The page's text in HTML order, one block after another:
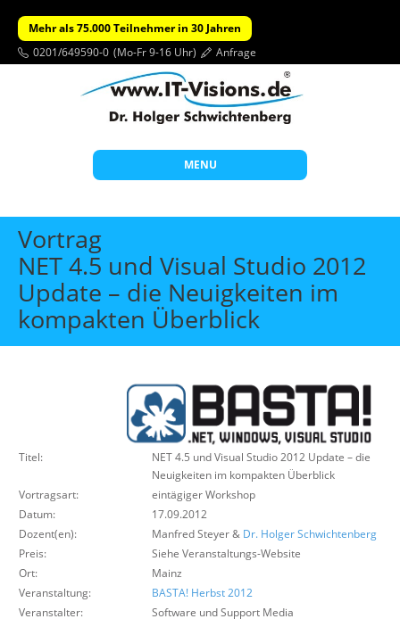
Mehr als 75.000 Teilnehmer in 30 Jahren
0201/649590-0 (Mo-Fr 9-16 Uhr) Anfrage
MENU
Start
Beratung
Individuelle Schulungen
Offene Seminare
Über uns
Suche
Vortrag
NET 4.5 und Visual Studio 2012
Update – die Neuigkeiten im
kompakten Überblick
Titel:
NET 4.5 und Visual Studio 2012 Update – die
Neuigkeiten im kompakten Überblick
Vortragsart:
eintägiger Workshop
Datum:
17.09.2012
Dozent(en):
Manfred Steyer & Dr. Holger Schwichtenberg
Preis:
Siehe Veranstaltungs-Website
Ort:
Mainz
Veranstaltung:
BASTA! Herbst 2012
Veranstalter:
Software und Support Media